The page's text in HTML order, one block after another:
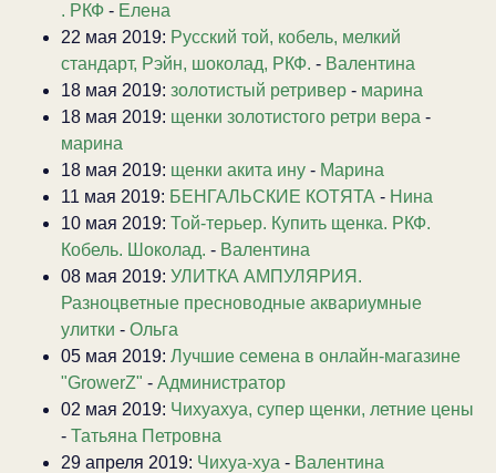
. РКФ - Елена
22 мая 2019: Русский той, кобель, мелкий
стандарт, Рэйн, шоколад, РКФ. - Валентина
18 мая 2019: золотистый ретривер - марина
18 мая 2019: щенки золотистого ретри вера -
марина
18 мая 2019: щенки акита ину - Марина
11 мая 2019: БЕНГАЛЬСКИЕ КОТЯТА - Нина
10 мая 2019: Той-терьер. Купить щенка. РКФ.
Кобель. Шоколад. - Валентина
08 мая 2019: УЛИТКА АМПУЛЯРИЯ.
Разноцветные пресноводные аквариумные
улитки - Ольга
05 мая 2019: Лучшие семена в онлайн-магазине
"GrowerZ" - Администратор
02 мая 2019: Чихуахуа, супер щенки, летние цены
- Татьяна Петровна
29 апреля 2019: Чихуа-хуа - Валентина